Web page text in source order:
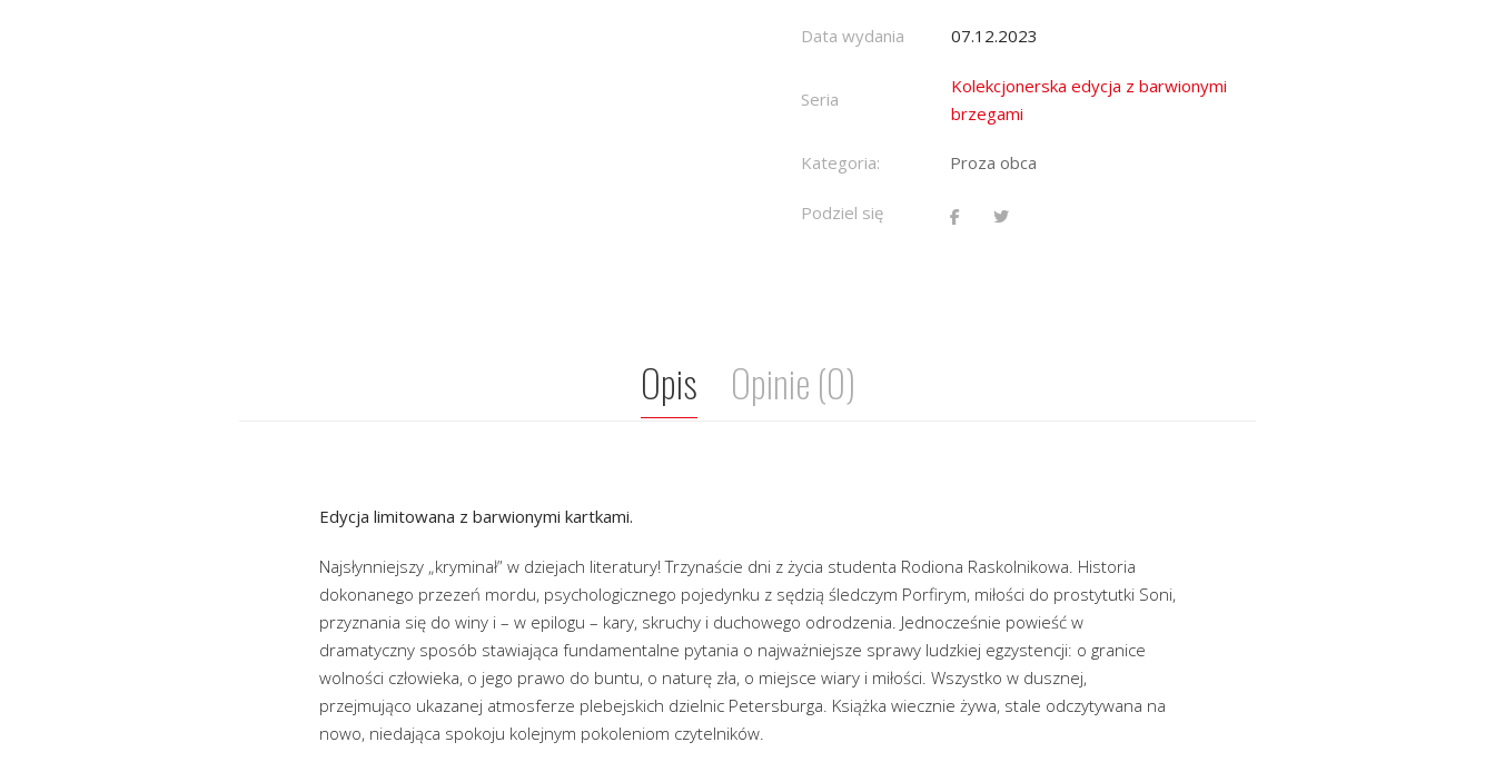
Data wydania 07.12.2023
Seria
Kolekcjonerska edycja z barwionymi
brzegami
Kategoria: Proza obca
Podziel się
Opis Opinie (0)
Edycja limitowana z barwionymi kartkami.
Najsłynniejszy „kryminał” w dziejach literatury! Trzynaście dni z życia studenta Rodiona Raskolnikowa. Historia
dokonanego przezeń mordu, psychologicznego pojedynku z sędzią śledczym Porfirym, miłości do prostytutki Soni,
przyznania się do winy i – w epilogu – kary, skruchy i duchowego odrodzenia. Jednocześnie powieść w
dramatyczny sposób stawiająca fundamentalne pytania o najważniejsze sprawy ludzkiej egzystencji: o granice
wolności człowieka, o jego prawo do buntu, o naturę zła, o miejsce wiary i miłości. Wszystko w dusznej,
przejmująco ukazanej atmosferze plebejskich dzielnic Petersburga. Książka wiecznie żywa, stale odczytywana na
nowo, niedająca spokoju kolejnym pokoleniom czytelników.